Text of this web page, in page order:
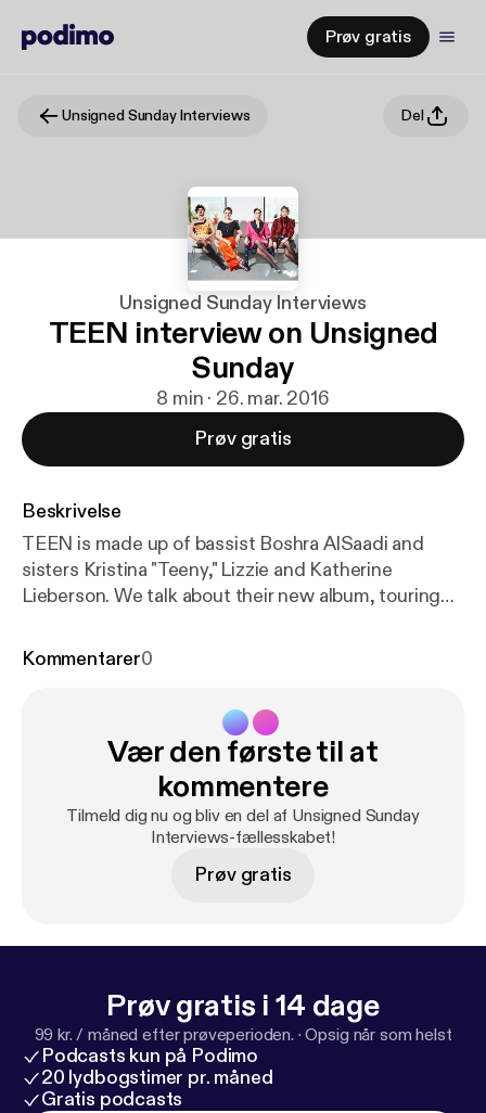
Prøv gratis
Unsigned Sunday Interviews Del
Unsigned Sunday Interviews
TEEN interview on Unsigned
Sunday
8 min · 26. mar. 2016
Prøv gratis
Beskrivelse
TEEN is made up of bassist Boshra AlSaadi and
sisters Kristina "Teeny," Lizzie and Katherine
Lieberson. We talk about their new album, touring
genre.
Kommentarer0
Vær den første til at
kommentere
Tilmeld dig nu og bliv en del af Unsigned Sunday
Interviews-fællesskabet!
Prøv gratis
Prøv gratis i 14 dage
99 kr. / måned efter prøveperioden. ·Opsig når som helst
Podcasts kun på Podimo
20 lydbogstimer pr. måned
Gratis podcasts